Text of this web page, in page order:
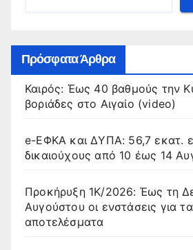
Πρόσφατα Άρθρα
Καιρός: Έως 40 βαθμούς την
βοριάδες στο Αιγαίο (video)
e-ΕΦΚΑ και ΔΥΠΑ: 56,7 εκατ.
δικαιούχους από 10 έως 14
Προκήρυξη 1Κ/2026: Έως τη
Αυγούστου οι ενστάσεις για
αποτελέσματα